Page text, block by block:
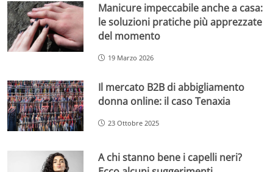
Manicure impeccabile anche a casa:
le soluzioni pratiche più apprezzate
del momento
19 Marzo 2026
Il mercato B2B di abbigliamento
donna online: il caso Tenaxia
23 Ottobre 2025
A chi stanno bene i capelli neri?